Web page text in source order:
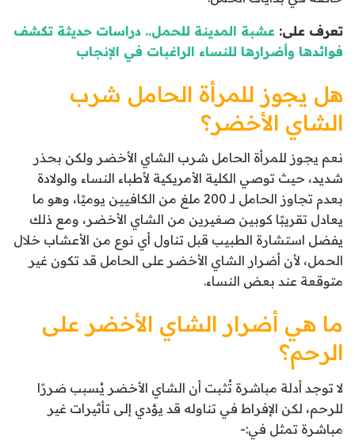
تعرف على: عشبة المدينة للحمل.. دراسات حديثة تكشف
فوائدها وأضرارها للنساء الراغبات في الإنجاب
هل يجوز للمرأة الحامل شرب
الشاي الأخضر؟
نعم يجوز للمرأة الحامل شرب الشاي الأخضر ولكن بحذر
شديد، حيث توصي الكلية الأمريكية لأطباء النساء والولادة
بعدم تجاوز الحامل لـ 200 ملغ من الكافيين يوميًا، وهو ما
يعادل تقريبًا كوبين صغيرين من الشاي الأخضر، ومع ذلك
يفضل استشارة الطبيب قبل تناول أي نوع من الأعشاب خلال
الحمل، لأن أضرار الشاي الأخضر على الحامل قد تكون غير
متوقعة عند بعض النساء.
ما هي أضرار الشاي الأخضر على
الرحم؟
لا توجد أدلة مباشرة تُثبت أن الشاي الأخضر يُسبب ضررًا
للرحم، لكن الإفراط في تناوله قد يؤدي إلى تأثيرات غير
مباشرة تمثل في:-